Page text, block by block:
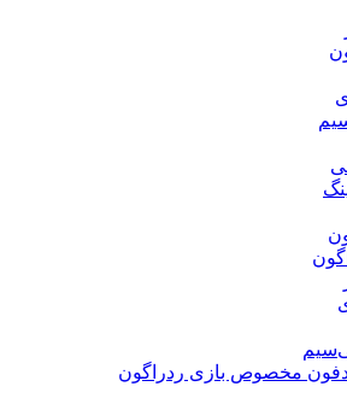
مخصوص بازی ردراگون